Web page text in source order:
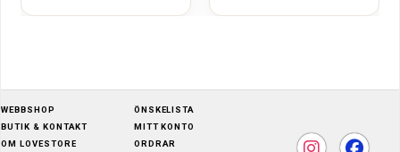
WEBBSHOP
BUTIK & KONTAKT
OM LOVESTORE
ÖNSKELISTA
MITT KONTO
ORDRAR